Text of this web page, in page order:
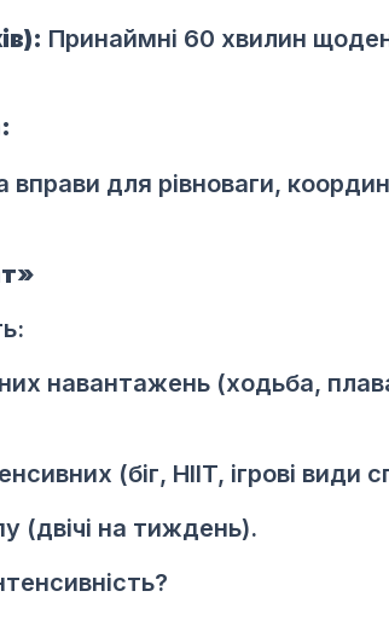
Принаймні 60 хвилин
для рівноваги,
навантажень (ходьба,
(біг, HIIT, ігрові види
(двічі на тиждень).